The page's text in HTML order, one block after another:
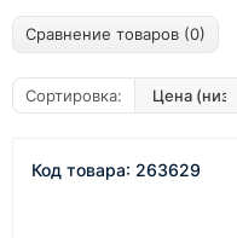
Сравнение товаров (0)
Сортировка:
Код товара: 263629